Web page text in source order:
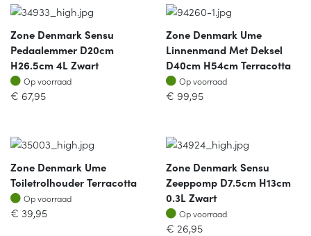
Zone Denmark Sensu
Pedaalemmer D20cm
H26.5cm 4L Zwart
Op voorraad
Op voorraad
€ 67,95
Zone Denmark Ume
Linnenmand Met Deksel
D40cm H54cm Terracotta
Op voorraad
Op voorraad
€ 99,95
Zone Denmark Ume
Toiletrolhouder Terracotta
Op voorraad
Op voorraad
€ 39,95
Zone Denmark Sensu
Zeeppomp D7.5cm H13cm
0.3L Zwart
Op voorraad
Op voorraad
€ 26,95